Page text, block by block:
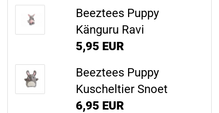
Beeztees Puppy
Känguru Ravi
5,95 EUR
Beeztees Puppy
Kuscheltier Snoet
6,95 EUR